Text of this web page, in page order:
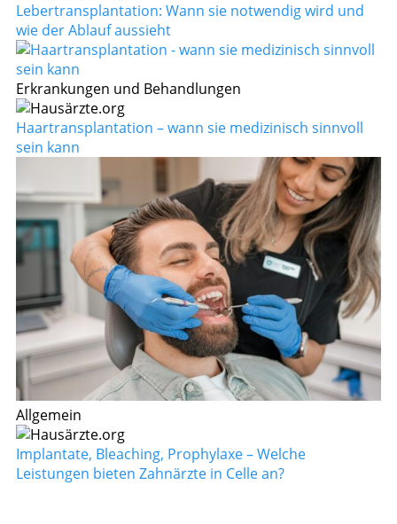
Lebertransplantation: Wann sie notwendig wird und
wie der Ablauf aussieht
Erkrankungen und Behandlungen
Haartransplantation – wann sie medizinisch sinnvoll
sein kann
Allgemein
Implantate, Bleaching, Prophylaxe – Welche
Leistungen bieten Zahnärzte in Celle an?